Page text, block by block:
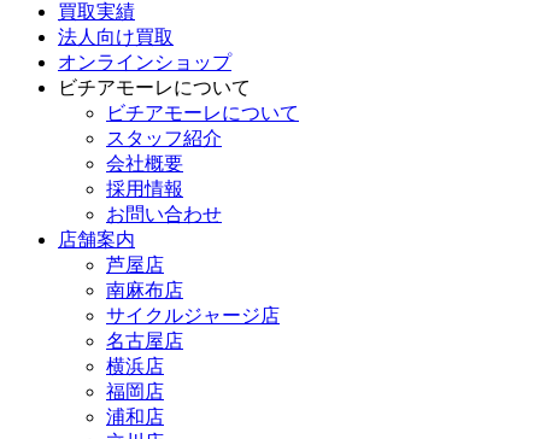
買取実績
法人向け買取
オンラインショップ
ビチアモーレについて
ビチアモーレについて
スタッフ紹介
会社概要
採用情報
お問い合わせ
店舗案内
芦屋店
南麻布店
サイクルジャージ店
名古屋店
横浜店
福岡店
浦和店